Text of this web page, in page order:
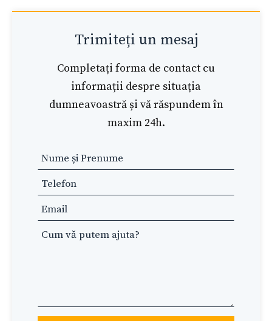
Trimiteți un mesaj
Completați forma de contact cu
informații despre situația
dumneavoastră și vă răspundem în
maxim 24h.
Leave
this
field
blank